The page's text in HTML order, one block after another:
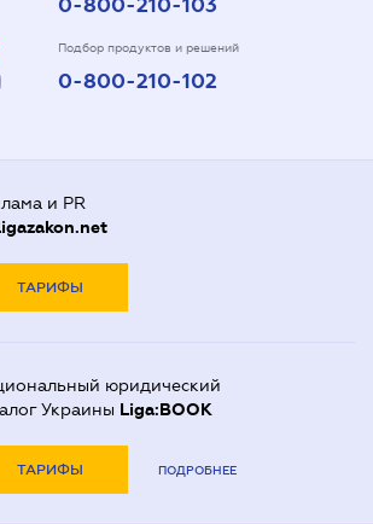
0-800-210-103
Подбор продуктов и решений
0-800-210-102
и PR
ТАРИФЫ
юридический
Украины Liga:BOOK
ТАРИФЫ ПОДРОБНЕЕ